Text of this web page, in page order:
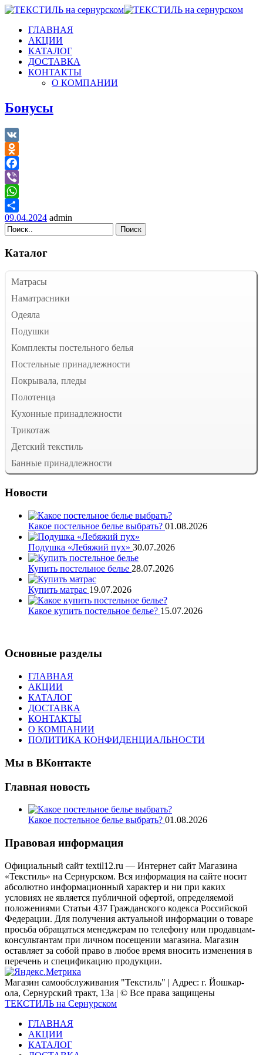
ГЛАВНАЯ
АКЦИИ
КАТАЛОГ
ДОСТАВКА
КОНТАКТЫ
О КОМПАНИИ
Бонусы
VK
Odnoklassniki
Facebook
Viber
WhatsApp
Отправить
09.04.2024 admin
Поиск
Каталог
Матрасы
Наматрасники
Одеяла
Подушки
Комплекты постельного белья
Постельные принадлежности
Покрывала, пледы
Полотенца
Кухонные принадлежности
Трикотаж
Детский текстиль
Банные принадлежности
Новости
Какое постельное белье выбрать? 01.08.2026
Подушка «Лебяжий пух» 30.07.2026
Купить постельное белье 28.07.2026
Купить матрас 19.07.2026
Какое купить постельное белье? 15.07.2026
Основные разделы
ГЛАВНАЯ
АКЦИИ
КАТАЛОГ
ДОСТАВКА
КОНТАКТЫ
О КОМПАНИИ
ПОЛИТИКА КОНФИДЕНЦИАЛЬНОСТИ
Мы в ВКонтакте
Главная новость
Какое постельное белье выбрать? 01.08.2026
Правовая информация
Официальный сайт textil12.ru — Интернет сайт Магазина
«Текстиль» на Сернурском. Вся информация на сайте носит
абсолютно информационный характер и ни при каких
условиях не является публичной офертой, определяемой
положениями Статьи 437 Гражданского кодекса Российской
Федерации. Для получения актуальной информации о товаре
просьба обращаться менеджерам по телефону или продавцам-
консультантам при личном посещении магазина. Магазин
оставляет за собой право в любое время вносить изменения в
перечень и спецификацию продукции.
Магазин самообслуживания "Текстиль" | Адрес: г. Йошкар-
ола, Сернурский тракт, 13а | © Все права защищены
ТЕКСТИЛЬ на Сернурском
ГЛАВНАЯ
АКЦИИ
КАТАЛОГ